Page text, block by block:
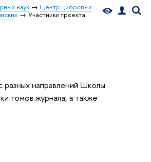
наук
Центр цифровых
Участники проекта
направлений Школы
томов журнала, а также